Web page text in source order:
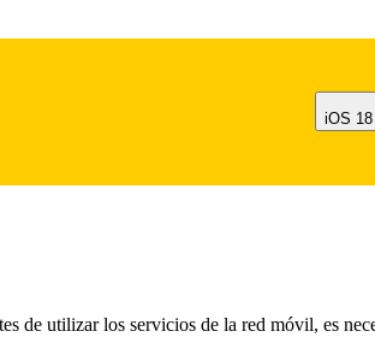
iOS 18
de utilizar los servicios de la red móvil, es